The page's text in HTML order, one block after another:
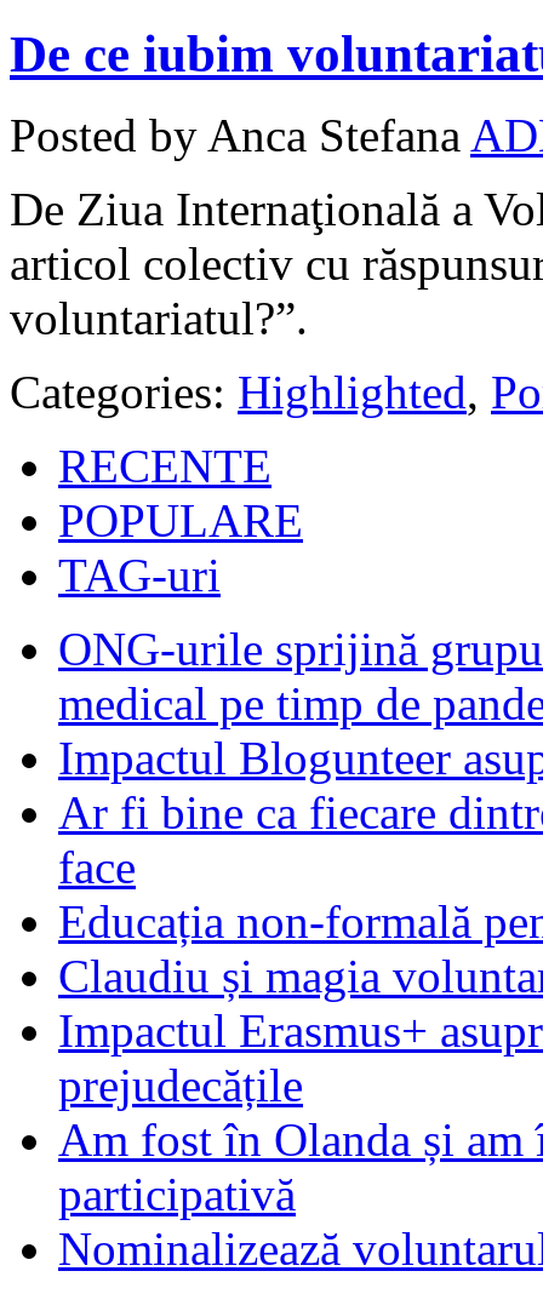
De ce iubim
Posted by Anca Stefana
De Ziua Internaţională a
articol colectiv cu
voluntariatul?”.
Categories: Highlighted,
RECENTE
POPULARE
TAG-uri
ONG-urile sprijină
medical pe timp de
Impactul Blogunteer
Ar fi bine ca fiecare
face
Educația non-formală
Claudiu și magia
Impactul Erasmus+
prejudecățile
Am fost în Olanda și am
participativă
Nominalizează